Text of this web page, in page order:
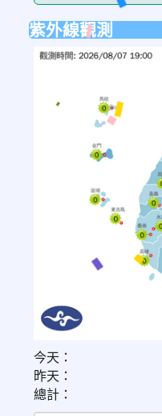
紫外線觀測
link
to
https://
今天：
昨天：
總計：